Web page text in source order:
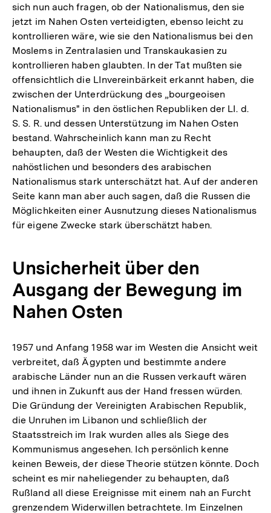
sich nun auch fragen, ob der Nationalismus, den sie
jetzt im Nahen Osten verteidigten, ebenso leicht zu
kontrollieren wäre, wie sie den Nationalismus bei den
Moslems in Zentralasien und Transkaukasien zu
kontrollieren haben glaubten. In der Tat mußten sie
offensichtlich die LInvereinbärkeit erkannt haben, die
zwischen der Unterdrückung des „bourgeoisen
Nationalismus" in den östlichen Republiken der LI. d.
S. S. R. und dessen Unterstützung im Nahen Osten
bestand. Wahrscheinlich kann man zu Recht
behaupten, daß der Westen die Wichtigkeit des
nahöstlichen und besonders des arabischen
Nationalismus stark unterschätzt hat. Auf der anderen
Seite kann man aber auch sagen, daß die Russen die
Möglichkeiten einer Ausnutzung dieses Nationalismus
für eigene Zwecke stark überschätzt haben.
Unsicherheit über den
Ausgang der Bewegung im
Nahen Osten
1957 und Anfang 1958 war im Westen die Ansicht weit
verbreitet, daß Ägypten und bestimmte andere
arabische Länder nun an die Russen verkauft wären
und ihnen in Zukunft aus der Hand fressen würden.
Die Gründung der Vereinigten Arabischen Republik,
die Unruhen im Libanon und schließlich der
Staatsstreich im Irak wurden alles als Siege des
Kommunismus angesehen. Ich persönlich kenne
keinen Beweis, der diese Theorie stützen könnte. Doch
scheint es mir naheliegender zu behaupten, daß
Rußland all diese Ereignisse mit einem nah an Furcht
grenzendem Widerwillen betrachtete. Im Einzelnen